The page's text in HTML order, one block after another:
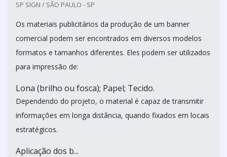
SP SIGN / SÃO PAULO - SP
Os materiais publicitários da produção de um banner
comercial podem ser encontrados em diversos modelos
formatos e tamanhos diferentes. Eles podem ser utilizados
para impressão de:
Lona (brilho ou fosca); Papel; Tecido.
Dependendo do projeto, o material é capaz de transmitir
informações em longa distância, quando fixados em locais
estratégicos.
Aplicação dos b...